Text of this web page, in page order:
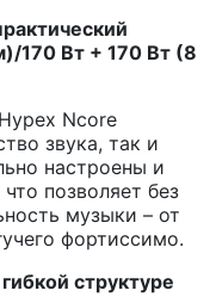
170 Вт + 170 Вт (8
Ncore
звука, так и
настроены и
позволяет без
музыки – от
фортиссимо.
структуре